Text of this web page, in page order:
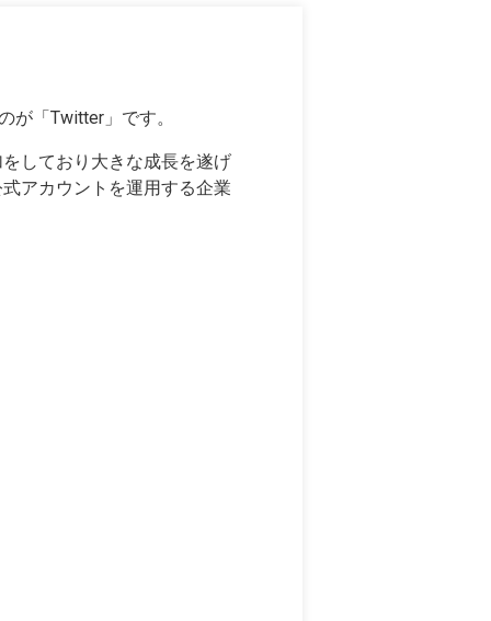
が「Twitter」です。
しており大きな成長を遂げ
アカウントを運用する企業